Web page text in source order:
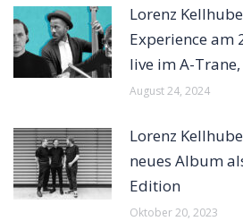
Lorenz
Experience am
live im A-
August 24, 2024
Lorenz
neues Album
Edition
Oktober 20, 2023